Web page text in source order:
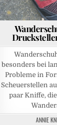
besonders bei
Probleme in
Scheuerstellen
paar Kniffe,
ANNIE